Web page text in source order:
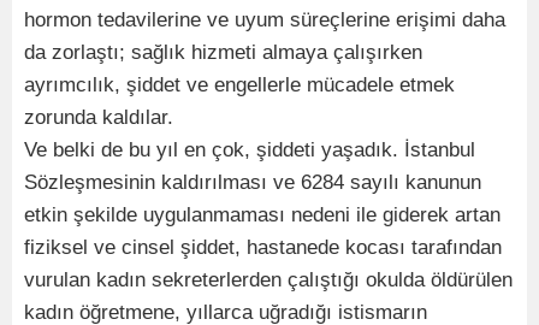
hormon tedavilerine ve uyum süreçlerine erişimi daha
da zorlaştı; sağlık hizmeti almaya çalışırken
ayrımcılık, şiddet ve engellerle mücadele etmek
zorunda kaldılar.
Ve belki de bu yıl en çok, şiddeti yaşadık. İstanbul
Sözleşmesinin kaldırılması ve 6284 sayılı kanunun
etkin şekilde uygulanmaması nedeni ile giderek artan
fiziksel ve cinsel şiddet, hastanede kocası tarafından
vurulan kadın sekreterlerden çalıştığı okulda öldürülen
kadın öğretmene, yıllarca uğradığı istismarın